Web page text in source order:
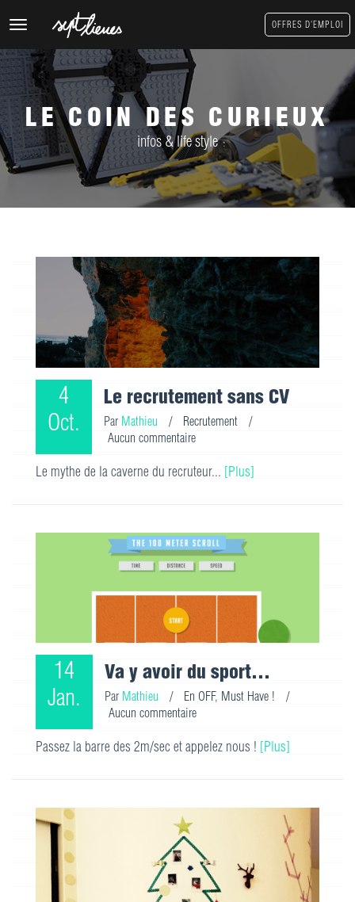
Toggle
OFFRES D'EMPLOI
LE COIN DES CURIEUX
infos & life style
4
Oct.
Le recrutement sans CV
Par Mathieu / Recrutement
/
Aucun commentaire
Le mythe de la caverne du recruteur... [Plus]
14
Jan.
Va y avoir du sport...
Par Mathieu / En OFF, Must Have !
/
Aucun commentaire
Passez la barre des 2m/sec et appelez nous ! [Plus]